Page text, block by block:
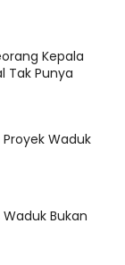
Kepala
Tak Punya
Waduk
Bukan